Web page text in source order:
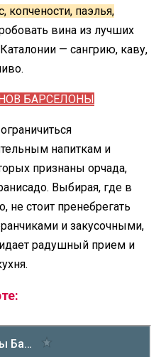
копчености, паэлья,
вина из лучших
— сангрию, каву,
БАРСЕЛОНЫ
напиткам и
признаны орчада,
Выбирая, где в
не стоит пренебрегать
и закусочными,
радушный прием и